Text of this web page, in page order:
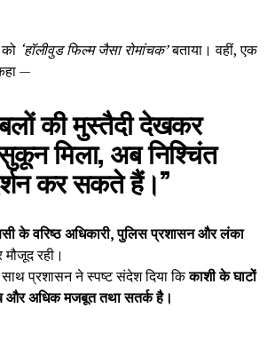
‘हॉलीवुड फिल्म जैसा रोमांचक’बताया। वहीं, एक
—
बलों की मुस्तैदी देखकर
मिला, अब निश्चिंत
कर सकते हैं।”
के वरिष्ठ अधिकारी, पुलिस प्रशासन और लंका
रही।
प्रशासन ने स्पष्ट संदेश दिया किकाशी के घाटों
और अधिक मजबूत तथा सतर्क है।